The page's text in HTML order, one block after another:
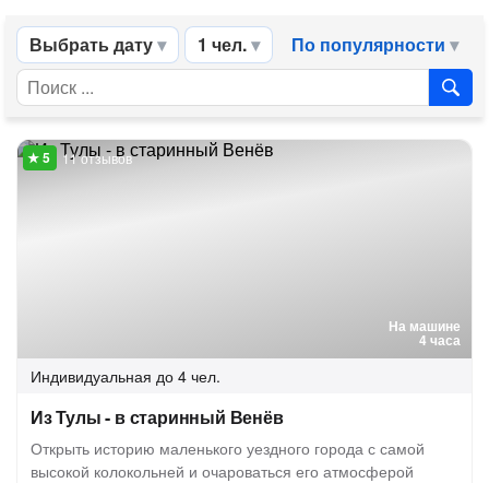
Выбрать дату 1 чел. По популярности
На машине
4 часа
11 отзывов
Индивидуальная до 4 чел.
Из Тулы - в старинный Венёв
Открыть историю маленького уездного города с самой
высокой колокольней и очароваться его атмосферой